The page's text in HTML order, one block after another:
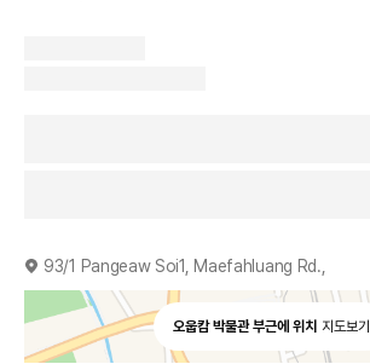
93/1 Pangeaw Soi1, Maefahluang Rd.,
오웁캄 박물관 부근에 위치 지도보기